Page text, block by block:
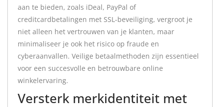
aan te bieden, zoals iDeal, PayPal of
creditcardbetalingen met SSL-beveiliging, vergroot je
niet alleen het vertrouwen van je klanten, maar
minimaliseer je ook het risico op fraude en
cyberaanvallen. Veilige betaalmethoden zijn essentieel
voor een succesvolle en betrouwbare online
winkelervaring.
Versterk merkidentiteit met